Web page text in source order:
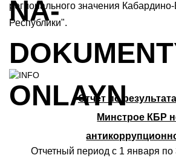
регионального значения
Республики".
Отчет по
Минстрое КБР
Отчетный период с 1 января по